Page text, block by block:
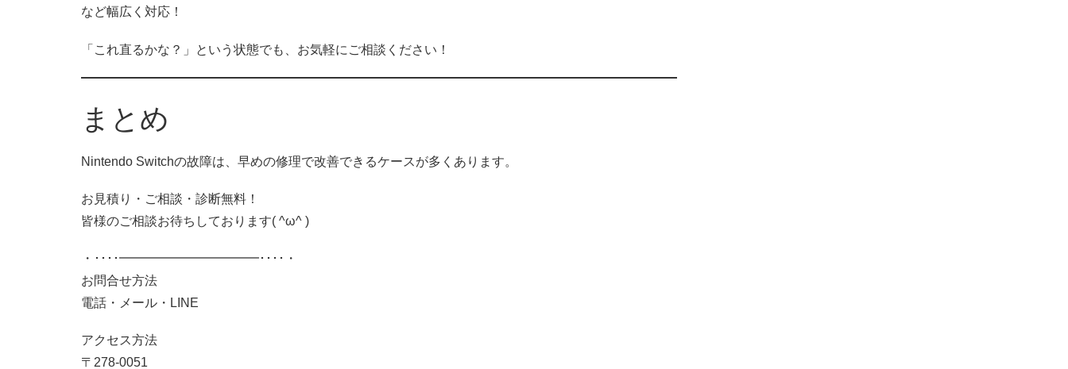
など幅広く対応！
「これ直るかな？」という状態でも、お気軽にご相談ください！
まとめ
Nintendo Switchの故障は、早めの修理で改善できるケースが多くあります。
お見積り・ご相談・診断無料！
皆様のご相談お待ちしております( ^ω^ )
・････━━━━━━━━━━━････・
お問合せ方法
電話・メール・LINE
アクセス方法
〒278-0051